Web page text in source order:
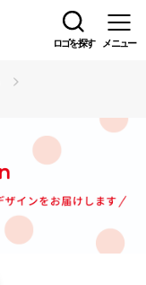
ロゴを探す メニュー